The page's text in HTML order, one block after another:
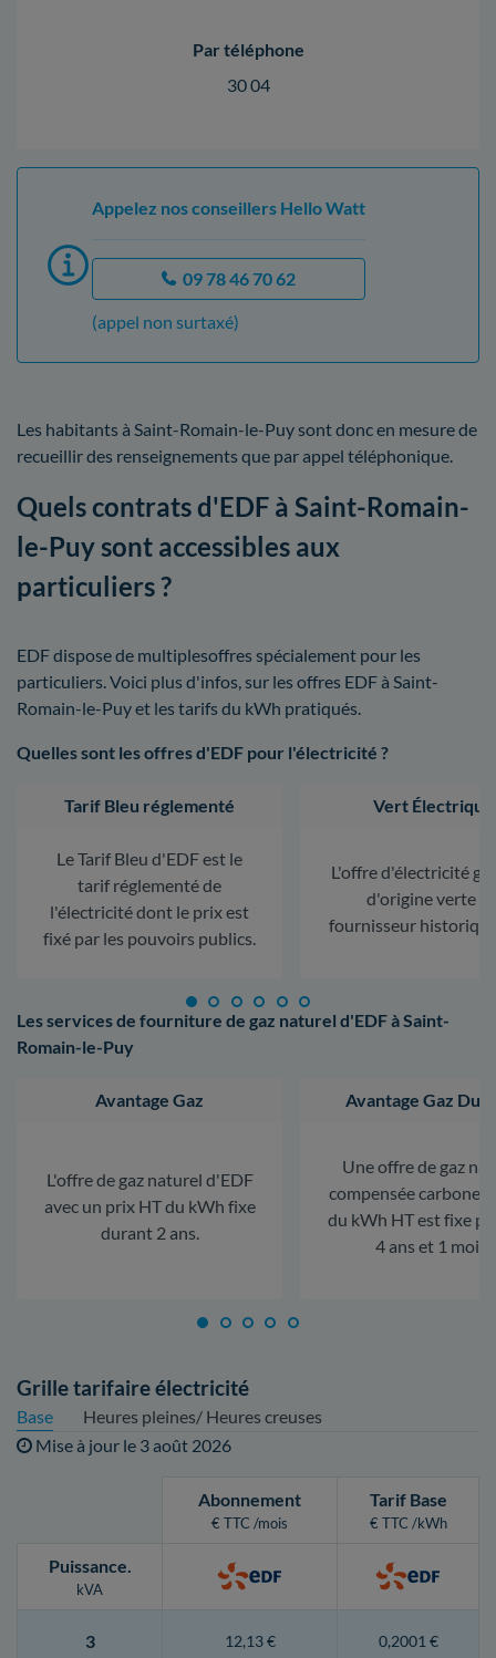
Par téléphone
30 04
Appelez nos conseillers Hello Watt
09 78 46 70 62
(appel non surtaxé)
Les habitants à Saint-Romain-le-Puy sont donc en mesure de
recueillir des renseignements que par appel téléphonique.
Quels contrats d'EDF à Saint-Romain-
le-Puy sont accessibles aux
particuliers ?
EDF dispose de multiplesoffres spécialement pour les
particuliers. Voici plus d'infos, sur les offres EDF à Saint-
Romain-le-Puy et les tarifs du kWh pratiqués.
Quelles sont les offres d'EDF pour l'électricité ?
Tarif Bleu réglementé
Le Tarif Bleu d'EDF est le
tarif réglementé de
l'électricité dont le prix est
fixé par les pouvoirs publics.
Vert Électrique
L'offre d'électricité
d'origine verte
fournisseur
Les services de fourniture de gaz naturel d'EDF à Saint-
Romain-le-Puy
Avantage Gaz
L'offre de gaz naturel d'EDF
avec un prix HT du kWh fixe
durant 2 ans.
Avantage Gaz
Une offre de gaz
compensée carbone.
du kWh HT est fixe
4 ans et 1 mois.
Grille tarifaire électricité
Base
Heures pleines/ Heures creuses
Mise à jour le 3 août 2026
Abonnement
€ TTC /mois
Tarif Base
€ TTC /kWh
Puissance.
kVA
3 12,13 € 0,2001 €